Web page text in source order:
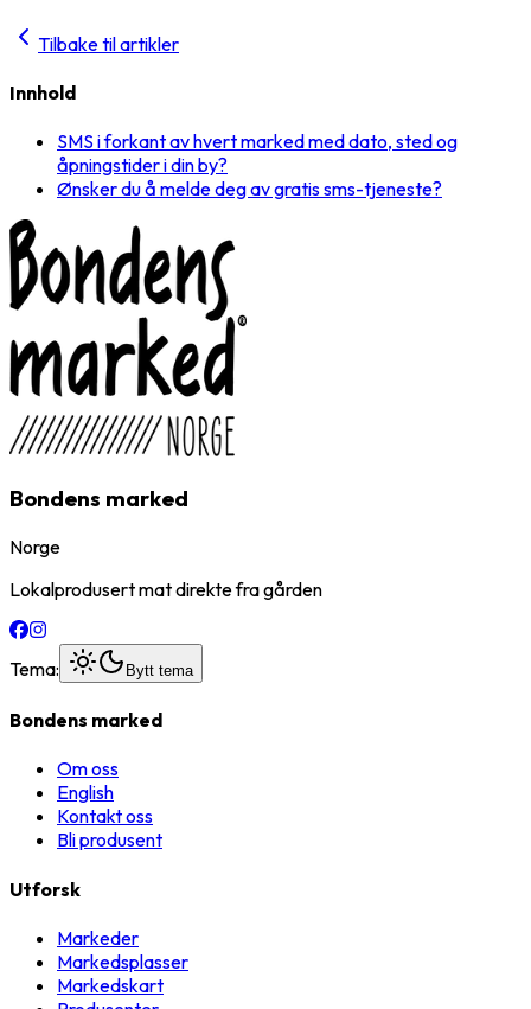
Tilbake til artikler
Innhold
SMS i forkant av hvert marked med dato, sted og
åpningstider i din by?
Ønsker du å melde deg av gratis sms-tjeneste?
Bondens marked
Norge
Lokalprodusert mat direkte fra gården
Tema: Bytt tema
Bondens marked
Om oss
English
Kontakt oss
Bli produsent
Utforsk
Markeder
Markedsplasser
Markedskart